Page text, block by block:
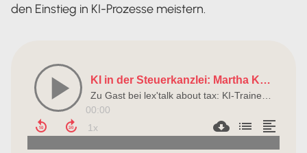
den Einstieg in KI-Prozesse meistern.